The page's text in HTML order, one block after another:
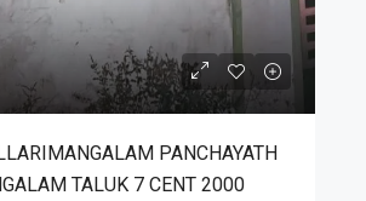
PANCHAYATH
TALUK 7 CENT 2000